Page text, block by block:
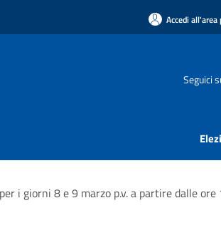
Accedi all'area
Seguici
i giorni 8 e 9 marzo p.v. a partire dalle ore